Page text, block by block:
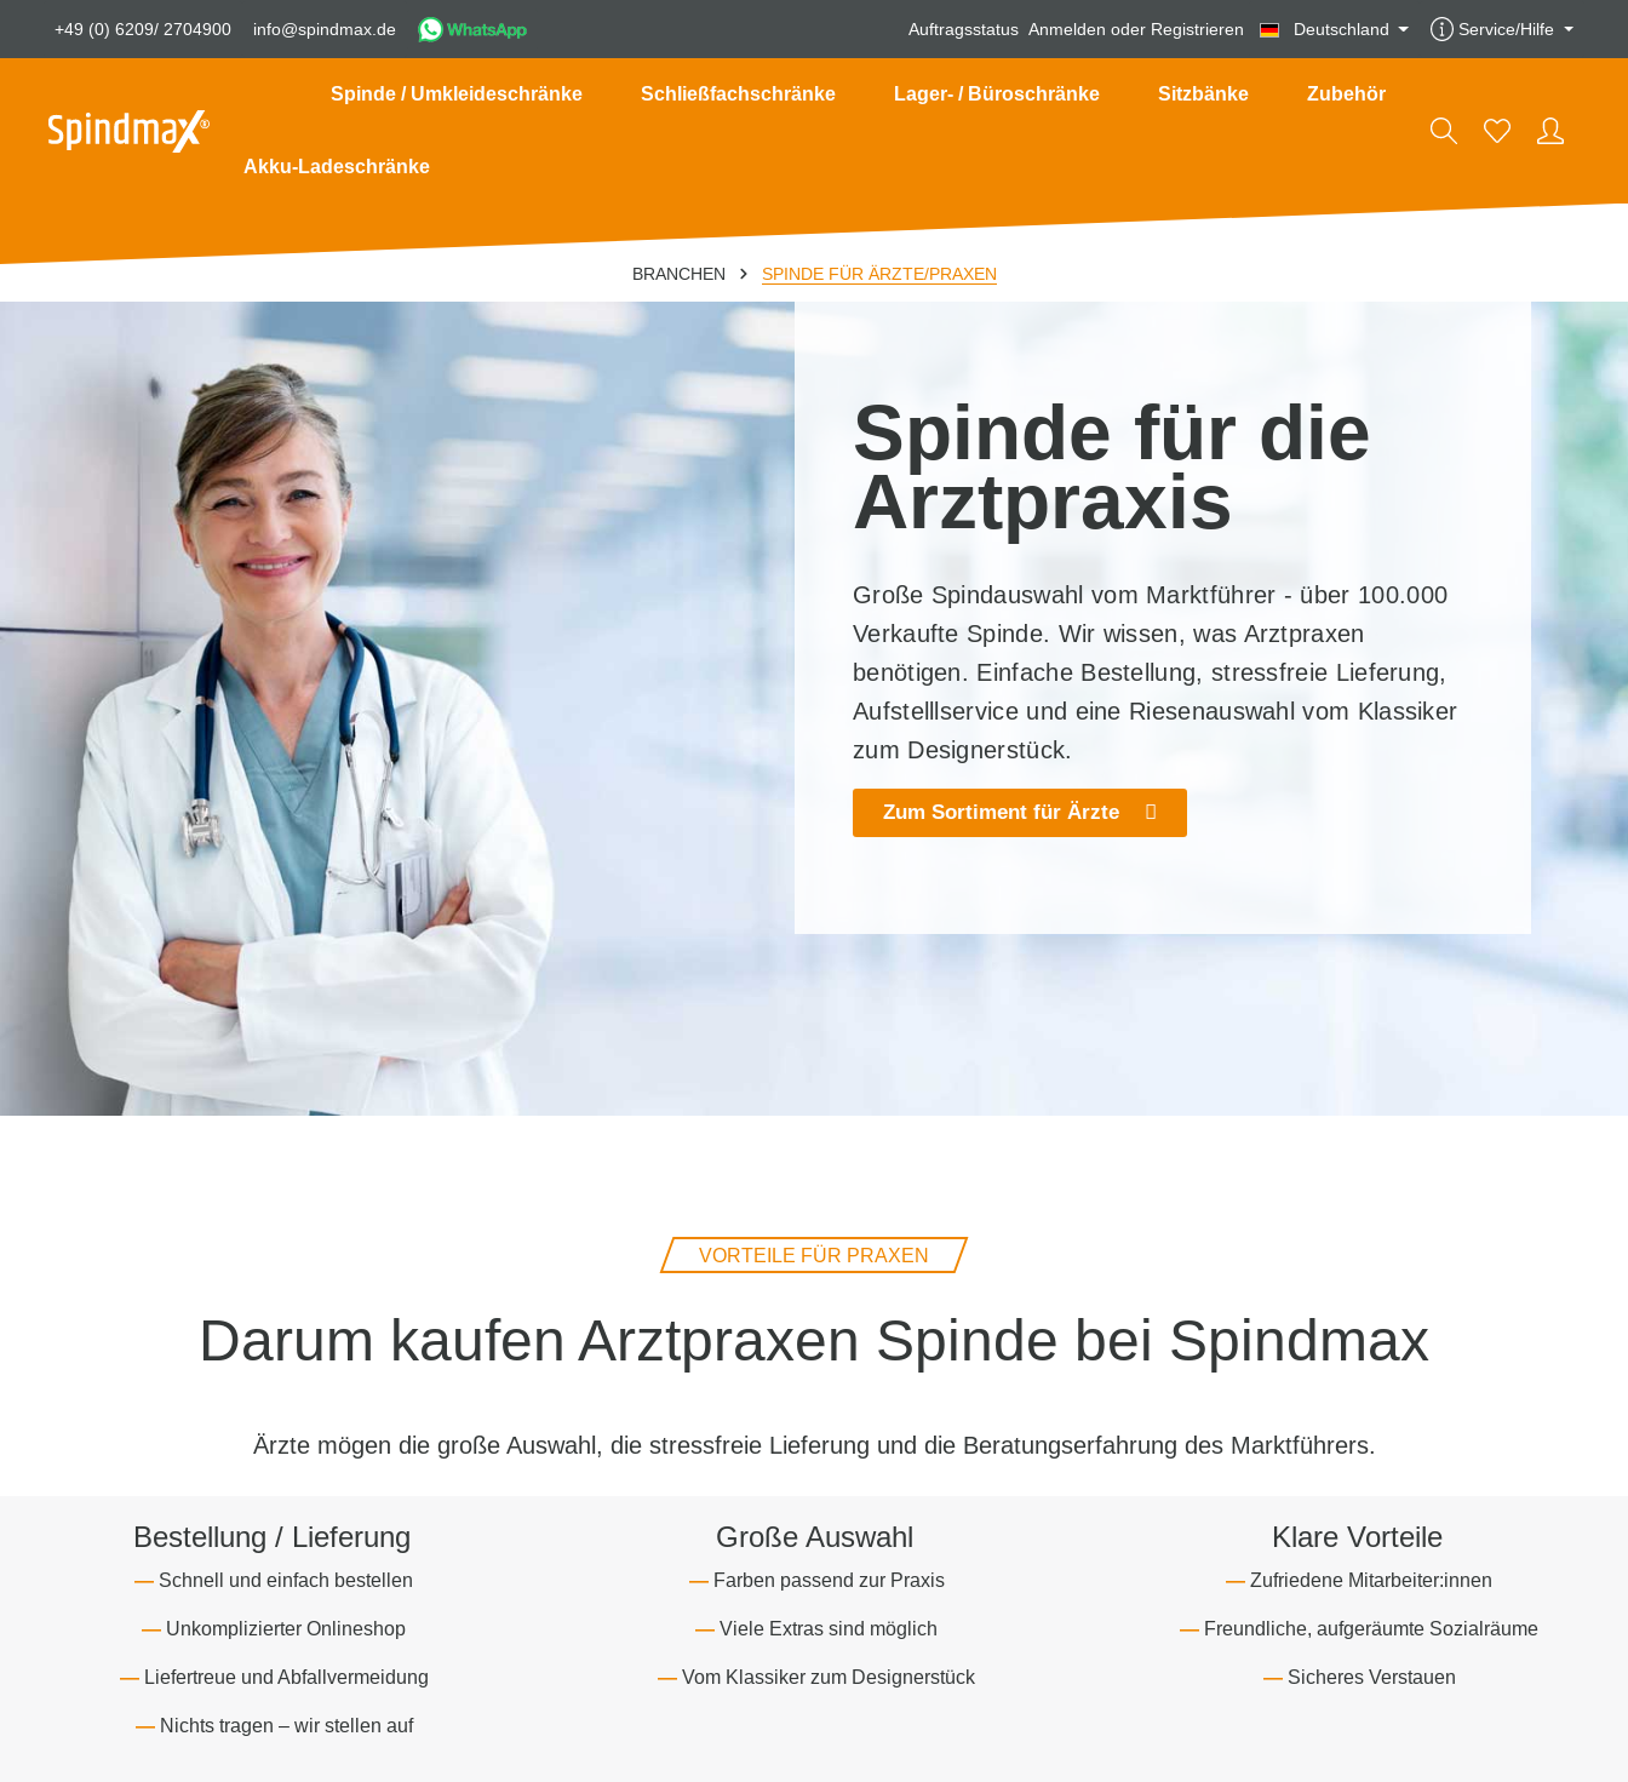
+49 (0) 6209/ 2704900 info@spindmax.de Auftragsstatus Anmelden oder Registrieren Deutschland Service/Hilfe
Spinde / Umkleideschränke Schließfachschränke Lager- / Büroschränke Sitzbänke Zubehör
Akku-Ladeschränke
BRANCHEN SPINDE FÜR ÄRZTE/PRAXEN
Spinde für die
Arztpraxis
Große Spindauswahl vom Marktführer - über 100.000
Verkaufte Spinde. Wir wissen, was Arztpraxen
benötigen. Einfache Bestellung, stressfreie Lieferung,
Aufstelllservice und eine Riesenauswahl vom Klassiker
zum Designerstück.
Zum Sortiment für Ärzte
VORTEILE FÜR PRAXEN
Darum kaufen Arztpraxen Spinde bei Spindmax
Ärzte mögen die große Auswahl, die stressfreie Lieferung und die Beratungserfahrung des Marktführers.
Bestellung / Lieferung
Schnell und einfach bestellen
Unkomplizierter Onlineshop
Liefertreue und Abfallvermeidung
Nichts tragen – wir stellen auf
Große Auswahl
Farben passend zur Praxis
Viele Extras sind möglich
Vom Klassiker zum Designerstück
Klare Vorteile
Zufriedene Mitarbeiter:innen
Freundliche, aufgeräumte Sozialräume
Sicheres Verstauen